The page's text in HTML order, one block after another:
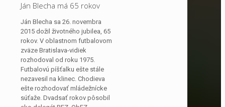
Ján Blecha má 65 rokov
Ján Blecha sa 26. novembra
2015 dožil životného jubilea, 65
rokov. V oblastnom futbalovom
zväze Bratislava-vidiek
rozhodoval od roku 1975.
Futbalovú píšťalku ešte stále
nezavesil na klinec. Chodieva
ešte rozhodovať mládežnícke
súťaže. Dvadsať rokov pôsobil